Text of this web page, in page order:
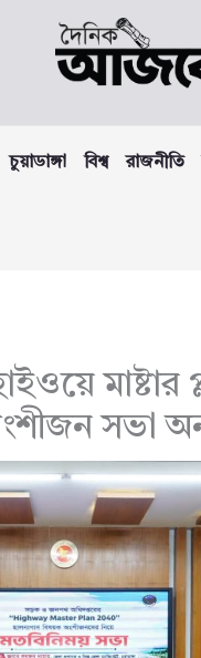
চুয়াডাঙ্গা বিশ্ব রাজনীতি
মাষ্টার
সভা